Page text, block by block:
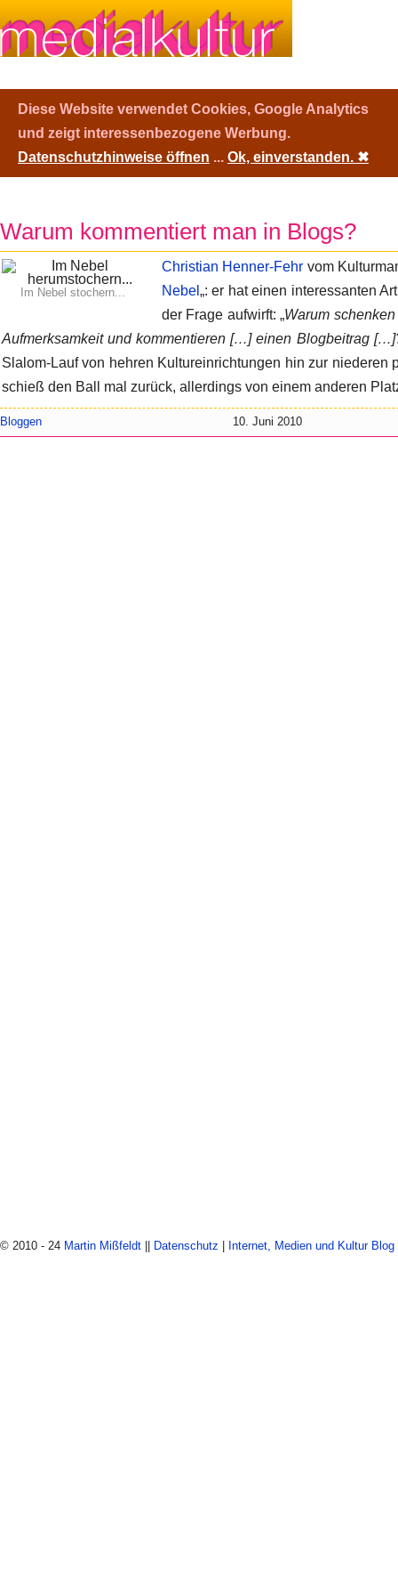
Diese Website verwendet Cookies, Google Analytics
und zeigt interessenbezogene Werbung.
Datenschutzhinweise öffnen ... Ok, einverstanden. ✖
Warum kommentiert man in Blogs?
Im Nebel stochern...
Christian Henner-Fehr vom
Nebel „: er hat einen interessanten
der Frage aufwirft: „Warum
Aufmerksamkeit und kommentieren […] einen Blogbeitrag
Slalom-Lauf von hehren Kultureinrichtungen hin zur niederen
schieß den Ball mal zurück, allerdings von einem anderen
Bloggen 10. Juni 2010
© 2010 - 24 Martin Mißfeldt Datenschutz Internet, Medien und Kultur Blog